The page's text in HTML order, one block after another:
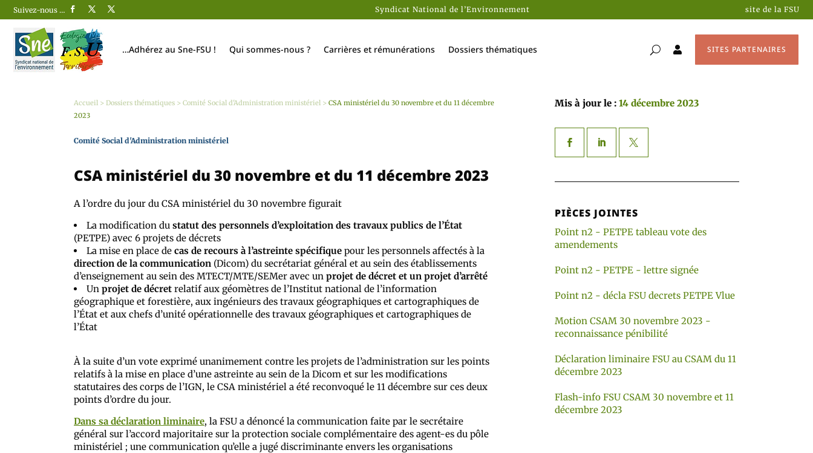
Suivez-nous … Syndicat National de l’Environnement site de la FSU
…Adhérez au Sne-FSU ! Qui sommes-nous ? Carrières et rémunérations Dossiers thématiques  SITES PARTENAIRES
Accueil > Dossiers thématiques > Comité Social d'Administration ministériel > CSA ministériel du 30 novembre et du 11 décembre
2023
Comité Social d'Administration ministériel
CSA ministériel du 30 novembre et du 11 décembre 2023
A l’ordre du jour du CSA ministériel du 30 novembre figurait
La modification du statut des personnels d’exploitation des travaux publics de l’État
(PETPE) avec 6 projets de décrets
La mise en place de cas de recours à l’astreinte spécifique pour les personnels affectés à la
direction de la communication (Dicom) du secrétariat général et au sein des établissements
d’enseignement au sein des MTECT/MTE/SEMer avec un projet de décret et un projet d’arrêté
Un projet de décret relatif aux géomètres de l’Institut national de l’information
géographique et forestière, aux ingénieurs des travaux géographiques et cartographiques de
l’État et aux chefs d’unité opérationnelle des travaux géographiques et cartographiques de
l’État
À la suite d’un vote exprimé unanimement contre les projets de l’administration sur les points
relatifs à la mise en place d’une astreinte au sein de la Dicom et sur les modifications
statutaires des corps de l’IGN, le CSA ministériel a été reconvoqué le 11 décembre sur ces deux
points d’ordre du jour.
Dans sa déclaration liminaire, la FSU a dénoncé la communication faite par le secrétaire
général sur l’accord majoritaire sur la protection sociale complémentaire des agent-es du pôle
ministériel ; une communication qu’elle a jugé discriminante envers les organisations
Mis à jour le : 14 décembre 2023
PIÈCES JOINTES
Point n2 - PETPE tableau vote des
amendements
Point n2 - PETPE - lettre signée
Point n2 - décla FSU decrets PETPE Vlue
Motion CSAM 30 novembre 2023 -
reconnaissance pénibilité
Déclaration liminaire FSU au CSAM du 11
décembre 2023
Flash-info FSU CSAM 30 novembre et 11
décembre 2023